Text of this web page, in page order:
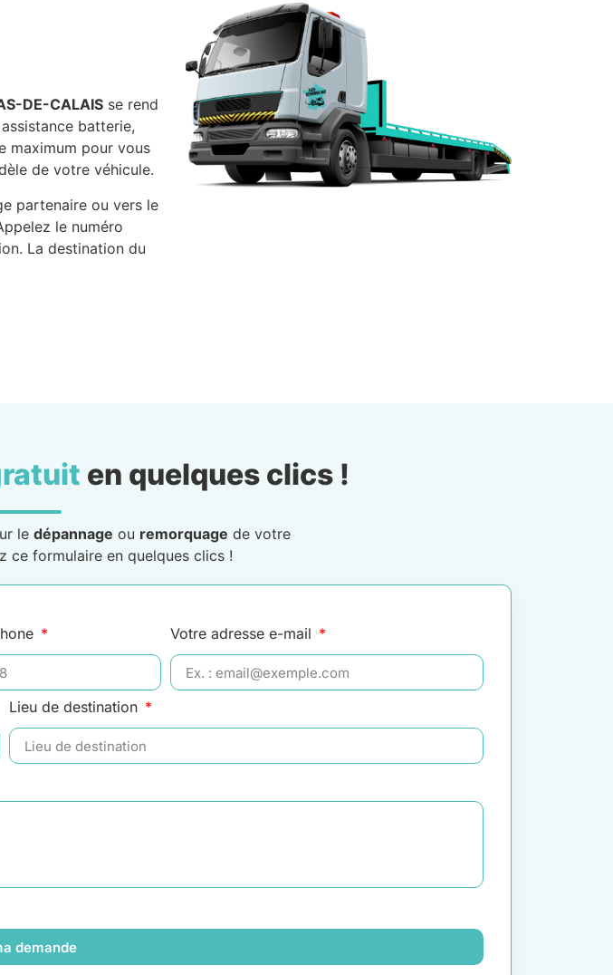
DE-CALAIS se rend
batterie,
maximum pour vous
de votre véhicule.
partenaire ou vers le
le numéro
La destination du
en quelques clics !
le dépannage ou remorquage de votre
ce formulaire en quelques clics !
Votre adresse e-mail
Lieu de destination
demande